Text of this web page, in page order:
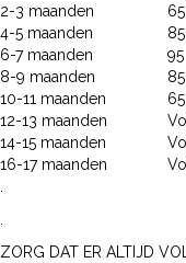
2-3 maanden
65
4-5 maanden
85
6-7 maanden
95
8-9 maanden
85
10-11 maanden
65
12-13 maanden
14-15 maanden
16-17 maanden
ZORG DAT ER ALTIJD